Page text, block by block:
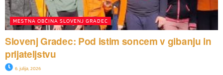
MESTNA OBČINA SLOVENJ GRADEC
Slovenj Gradec: Pod istim soncem v gibanju in
prijateljstvu
6. julija, 2026